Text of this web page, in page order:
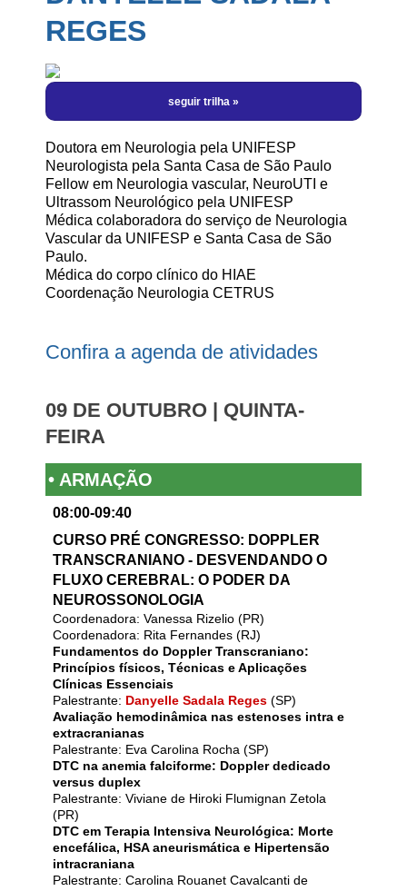
Manual do Patrocinador
Eu Vou! Kit Redes Sociais
Hotéis
Regras de Inscrições
Meu Login
REGES
Doutora em Neurologia pela UNIFESP
Neurologista pela Santa Casa de São Paulo
Fellow em Neurologia vascular, NeuroUTI e
Ultrassom Neurológico pela UNIFESP
Médica colaboradora do serviço de Neurologia
Vascular da UNIFESP e Santa Casa de São
Paulo.
Médica do corpo clínico do HIAE
Coordenação Neurologia CETRUS
Confira a agenda de atividades
09 DE OUTUBRO | QUINTA-
FEIRA
• ARMAÇÃO
08:00-09:40
CURSO PRÉ CONGRESSO: DOPPLER
TRANSCRANIANO - DESVENDANDO O
FLUXO CEREBRAL: O PODER DA
NEUROSSONOLOGIA
Coordenadora: Vanessa Rizelio (PR)
Coordenadora: Rita Fernandes (RJ)
Fundamentos do Doppler Transcraniano:
Princípios físicos, Técnicas e Aplicações
Clínicas Essenciais
Palestrante: Danyelle Sadala Reges (SP)
Avaliação hemodinâmica nas estenoses intra e
extracranianas
Palestrante: Eva Carolina Rocha (SP)
DTC na anemia falciforme: Doppler dedicado
versus duplex
Palestrante: Viviane de Hiroki Flumignan Zetola
(PR)
DTC em Terapia Intensiva Neurológica: Morte
encefálica, HSA aneurismática e Hipertensão
intracraniana
Palestrante: Carolina Rouanet Cavalcanti de